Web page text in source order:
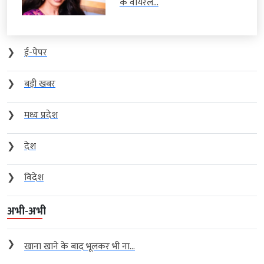
❯
ई-पेपर
❯
बड़ी खबर
❯
मध्य प्रदेश
❯
देश
❯
विदेश
अभी-अभी
❯ खाना खाने के बाद भूलकर भी ना...